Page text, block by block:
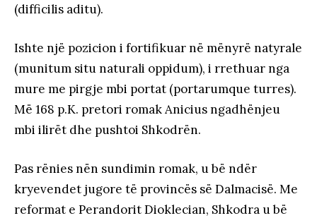
(difficilis aditu).
Ishte një pozicion i fortifikuar në mënyrë natyrale
(munitum situ naturali oppidum), i rrethuar nga
mure me pirgje mbi portat (portarumque turres).
Më 168 p.K. pretori romak Anicius ngadhënjeu
mbi ilirët dhe pushtoi Shkodrën.
Pas rënies nën sundimin romak, u bë ndër
kryevendet jugore të provincës së Dalmacisë. Me
reformat e Perandorit Dioklecian, Shkodra u bë